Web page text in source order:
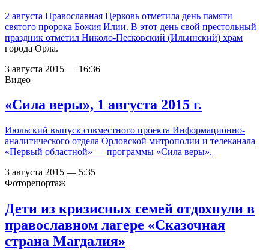
2 августа Православная Церковь отметила день памяти
святого пророка Божия Илии. В этот день свой престольный
праздник отметил Николо-Песковский (Ильинский) храм
города Орла.
3 августа 2015 — 16:36
Видео
«Сила веры», 1 августа 2015 г.
Июльский выпуск совместного проекта Информационно-
аналитического отдела Орловской митрополии и телеканала
«Первый областной» — программы «Сила веры».
3 августа 2015 — 5:35
Фоторепортаж
Дети из кризисных семей отдохнули в
православном лагере «Сказочная
страна Магдалия»